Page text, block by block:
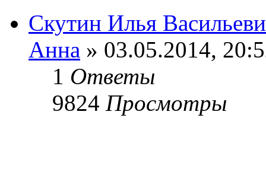
Скутин Илья
Анна » 03.05.2014,
1 Ответы
9824 Просмотры